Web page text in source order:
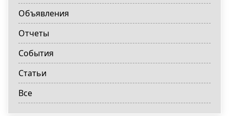
Объявления
Отчеты
События
Статьи
Все